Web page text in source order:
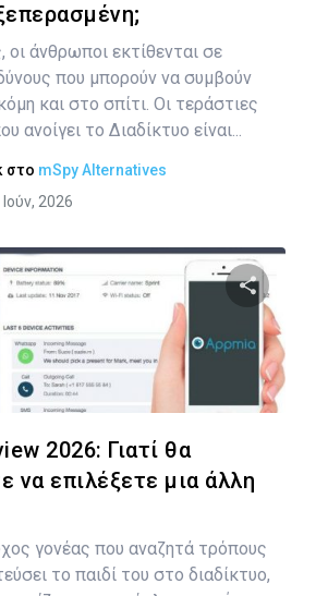
οι άνθρωποι εκτίθενται σε
που μπορούν να συμβούν
και στο σπίτι. Οι τεράστιες
ανοίγει το Διαδίκτυο είναι...
στο mSpy Alternatives
2026
2026: Γιατί θα
να επιλέξετε μια άλλη
γονέας που αναζητά τρόπους
το παιδί του στο διαδίκτυο,